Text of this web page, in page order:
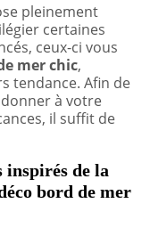
pleinement
certaines
ceux-ci vous
mer chic,
tendance. Afin de
à votre
il suffit de
inspirés de la
bord de mer